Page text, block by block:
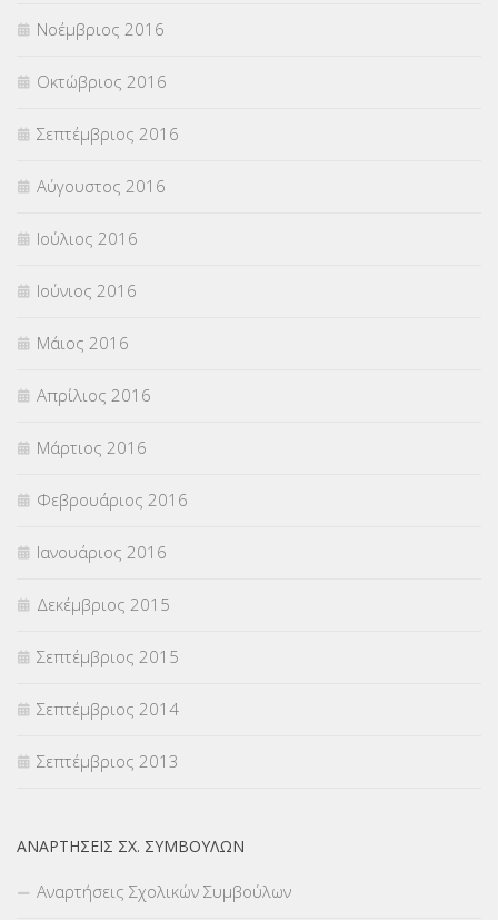
Νοέμβριος 2016
Οκτώβριος 2016
Σεπτέμβριος 2016
Αύγουστος 2016
Ιούλιος 2016
Ιούνιος 2016
Μάιος 2016
Απρίλιος 2016
Μάρτιος 2016
Φεβρουάριος 2016
Ιανουάριος 2016
Δεκέμβριος 2015
Σεπτέμβριος 2015
Σεπτέμβριος 2014
Σεπτέμβριος 2013
ΑΝΑΡΤΉΣΕΙΣ ΣΧ. ΣΥΜΒΟΎΛΩΝ
Αναρτήσεις Σχολικών Συμβούλων